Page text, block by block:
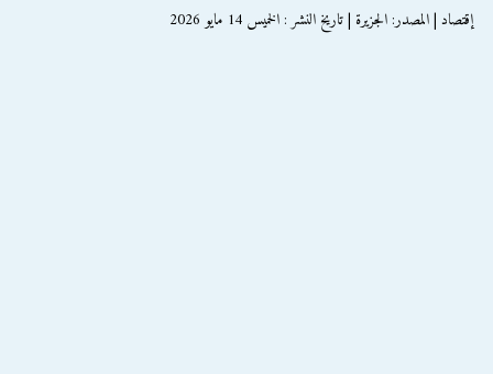
إقتصاد | المصدر: الجزيرة | تاريخ النشر : الخميس 14 مايو 2026